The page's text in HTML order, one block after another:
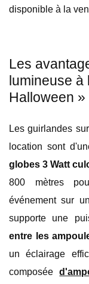
disponible à la
Les
lumineuse à
Halloween »
Les guirlandes
location sont
globes 3 Watt
800 mètres
événement sur
supporte une
entre les
un éclairage
composée